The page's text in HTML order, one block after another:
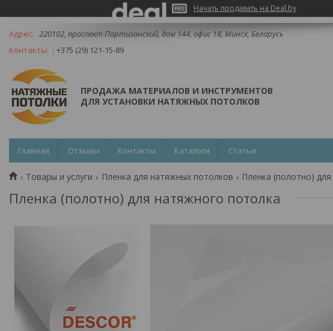
Начать продавать на Deal.by
220102, проспект Партизанский, дом 144, офис 18, Минск, Беларусь
+375 (29) 121-15-89
ПРОДАЖА МАТЕРИАЛОВ И ИНСТРУМЕНТОВ
ДЛЯ УСТАНОВКИ НАТЯЖНЫХ ПОТОЛКОВ
Главная Отзывы Контакты Каталоги Статьи
Товары и услуги Пленка для натяжных потолков Пленка (полотно)
Пленка (полотно) для натяжного потолка